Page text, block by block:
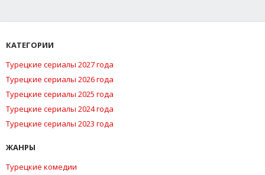
КАТЕГОРИИ
Турецкие сериалы 2027 года
Турецкие сериалы 2026 года
Турецкие сериалы 2025 года
Турецкие сериалы 2024 года
Турецкие сериалы 2023 года
ЖАНРЫ
Турецкие комедии